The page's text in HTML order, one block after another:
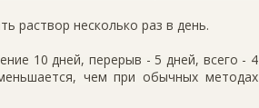
раствор несколько раз в день.
10 дней, перерыв - 5 дней, всего - 4
чем при обычных методах